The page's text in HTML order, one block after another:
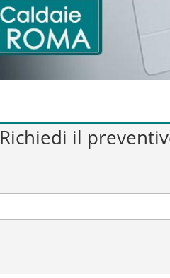
Richiedi il